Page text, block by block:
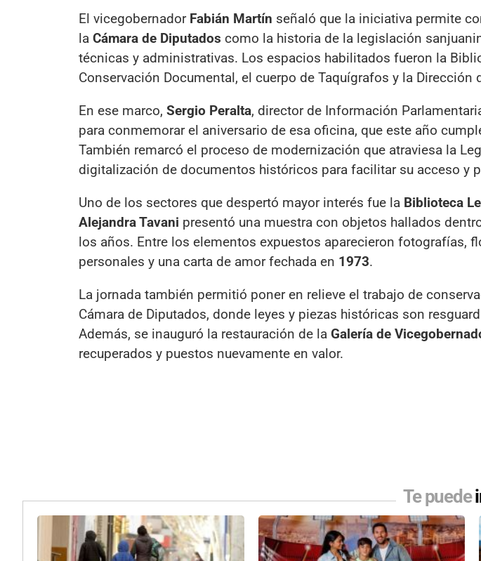
El vicegobernador Fabián Martín señaló que la iniciativa permite
la Cámara de Diputados como la historia de la legislación
técnicas y administrativas. Los espacios habilitados fueron la
Conservación Documental, el cuerpo de Taquígrafos y la
En ese marco, Sergio Peralta, director de Información
para conmemorar el aniversario de esa oficina, que este año
También remarcó el proceso de modernización que atraviesa la
digitalización de documentos históricos para facilitar su acceso y
Uno de los sectores que despertó mayor interés fue la Biblioteca
Alejandra Tavani presentó una muestra con objetos hallados
los años. Entre los elementos expuestos aparecieron fotografías,
personales y una carta de amor fechada en 1973.
La jornada también permitió poner en relieve el trabajo de
Cámara de Diputados, donde leyes y piezas históricas son
Además, se inauguró la restauración de la Galería de
recuperados y puestos nuevamente en valor.
Te puede